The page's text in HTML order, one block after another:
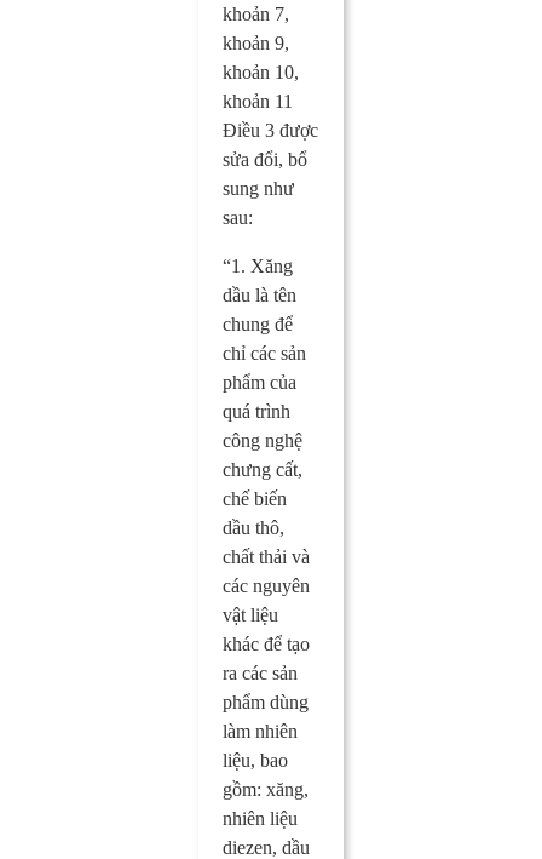
khoản 7,
khoản 9,
khoản 10,
khoản 11
Điều 3 được
sửa đổi, bổ
sung như
sau:
“1. Xăng
dầu là tên
chung để
chỉ các sản
phẩm của
quá trình
công nghệ
chưng cất,
chế biến
dầu thô,
chất thải và
các nguyên
vật liệu
khác để tạo
ra các sản
phẩm dùng
làm nhiên
liệu, bao
gồm: xăng,
nhiên liệu
diezen, dầu